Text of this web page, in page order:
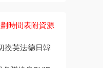
時間表附資源
換英法德日韓